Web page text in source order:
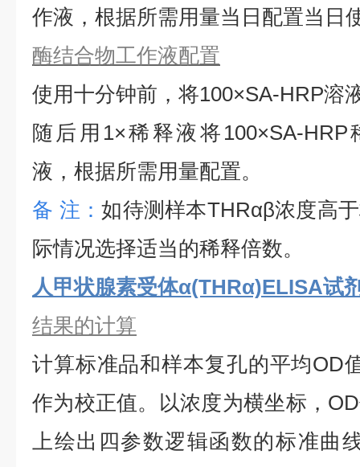
作液，根据所需用量当日配置当日
酶结合物工作液配置
使用十分钟前，将100×SA-HRP溶
随后用1×稀释液将100×SA-HRP
液，根据所需用量配置。
备 注：如待测样本THRαβ浓度高
际情况选择适当的稀释倍数。
人甲状腺素受体α(THRα)ELISA试
结果的计算
计算标准品和样本复孔的平均OD
作为校正值。以浓度为横坐标，
上绘出四参数逻辑函数的标准曲